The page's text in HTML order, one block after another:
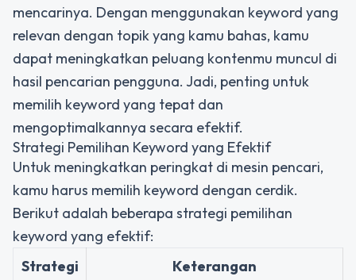
mencarinya. Dengan menggunakan keyword yang
relevan dengan topik yang kamu bahas, kamu
dapat meningkatkan peluang kontenmu muncul di
hasil pencarian pengguna. Jadi, penting untuk
memilih keyword yang tepat dan
mengoptimalkannya secara efektif.
Strategi Pemilihan Keyword yang Efektif
Untuk meningkatkan peringkat di mesin pencari,
kamu harus memilih keyword dengan cerdik.
Berikut adalah beberapa strategi pemilihan
keyword yang efektif:
Strategi
Keterangan